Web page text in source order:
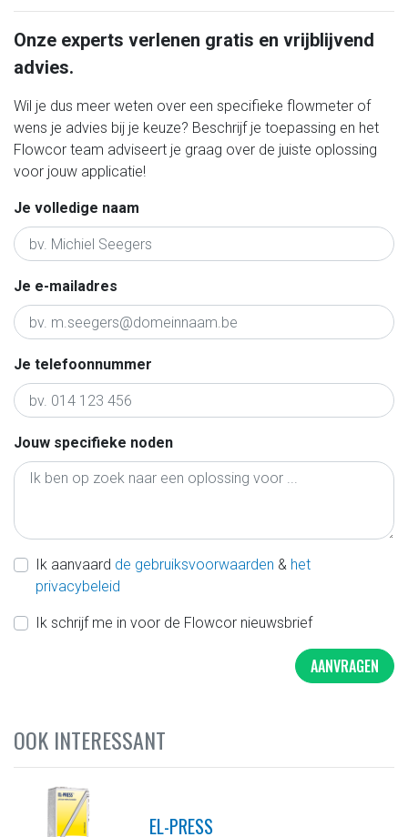
Onze experts verlenen gratis en vrijblijvend
advies.
Wil je dus meer weten over een specifieke flowmeter of
wens je advies bij je keuze? Beschrijf je toepassing en het
Flowcor team adviseert je graag over de juiste oplossing
voor jouw applicatie!
Je volledige naam
Je e-mailadres
Je telefoonnummer
Jouw specifieke noden
Ik aanvaard de gebruiksvoorwaarden & het
privacybeleid
Ik schrijf me in voor de Flowcor nieuwsbrief
AANVRAGEN
OOK INTERESSANT
EL-PRESS